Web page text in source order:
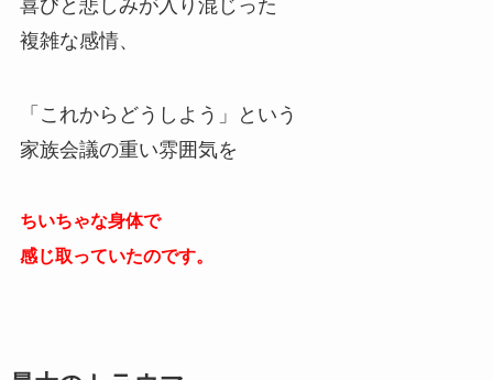
喜びと悲しみが入り混じった
複雑な感情、
「これからどうしよう」という
家族会議の重い雰囲気を
ちいちゃな身体で
感じ取っていたのです。